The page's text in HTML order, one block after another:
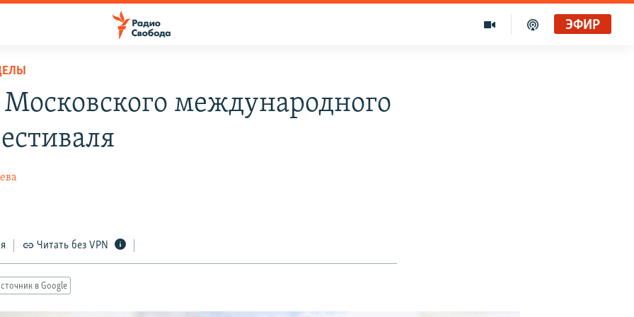
ЭФИР
международного
Читать без VPN
в Google